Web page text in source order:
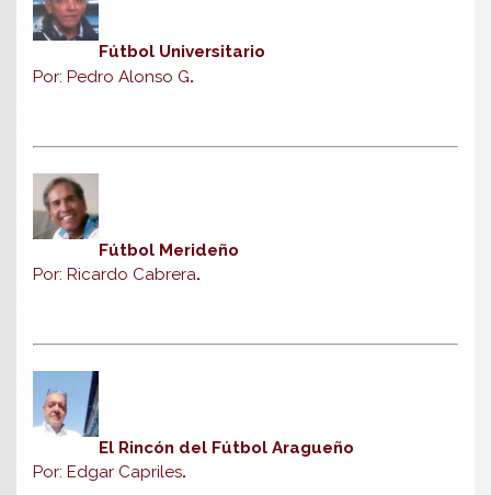
Fútbol Universitario
Por: Pedro Alonso G.
Fútbol Merideño
Por: Ricardo Cabrera.
El Rincón del Fútbol Aragueño
Por: Edgar Capriles.